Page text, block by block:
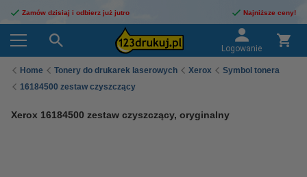
Zamów dzisiaj i odbierz już jutro Najniższe ceny!
Logowanie
Home Tonery do drukarek laserowych Xerox
Symbol tonera
16184500 zestaw czyszczący
Xerox 16184500 zestaw czyszczący, oryginalny